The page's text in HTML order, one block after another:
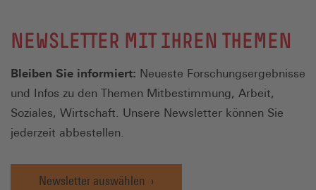
NEWSLETTER MIT IHREN THEMEN
Bleiben Sie informiert: Neueste Forschungsergebnisse
und Infos zu den Themen Mitbestimmung, Arbeit,
Soziales, Wirtschaft. Unsere Newsletter können Sie
jederzeit abbestellen.
Newsletter auswählen